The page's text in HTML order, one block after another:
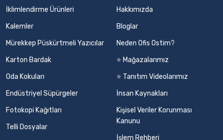
İklimlendirme Ürünleri
Kalemler
Mürekkep Püskürtmeli Yazıcılar
Karton Bardak
Oda Kokuları
Endüstriyel Süpürgeler
Fotokopi Kağıtları
Telli Dosyalar
Hakkımızda
Bloglar
Neden Ofis Ostim?
⭐ Mağazalarımız
⭐ Tanıtım Videolarımız
İnsan Kaynakları
Kişisel Veriler Korunması
Kanunu
İşlem Rehberi